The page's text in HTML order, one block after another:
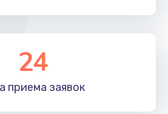
24
приема заявок